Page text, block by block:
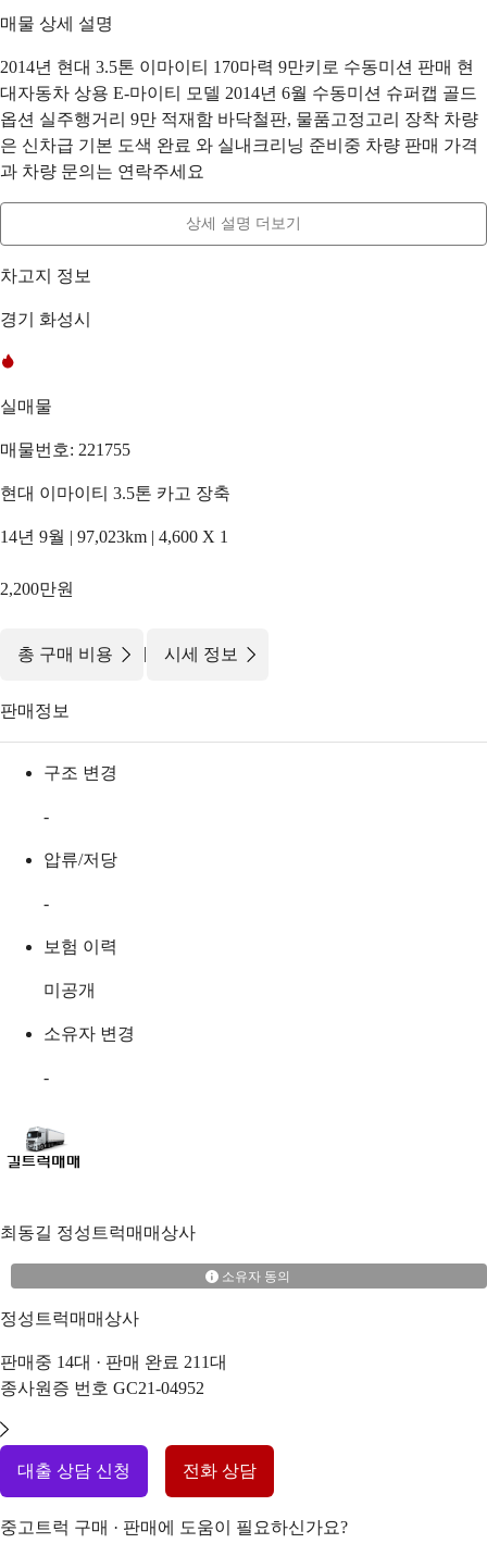
매물 상세 설명
2014년 현대 3.5톤 이마이티 170마력 9만키로 수동미션 판매 현
대자동차 상용 E-마이티 모델 2014년 6월 수동미션 슈퍼캡 골드
옵션 실주행거리 9만 적재함 바닥철판, 물품고정고리 장착 차량
은 신차급 기본 도색 완료 와 실내크리닝 준비중 차량 판매 가격
과 차량 문의는 연락주세요
상세 설명 더보기
차고지 정보
경기 화성시
실매물
매물번호: 221755
현대 이마이티 3.5톤 카고 장축
14년 9월 | 97,023km | 4,600 X 1
2,200만원
총 구매 비용 | 시세 정보
판매정보
구조 변경
-
압류/저당
-
보험 이력
미공개
소유자 변경
-
최동길 정성트럭매매상사
소유자 동의
정성트럭매매상사
판매중 14대 · 판매 완료 211대
종사원증 번호 GC21-04952
대출 상담 신청 전화 상담
중고트럭 구매 · 판매에 도움이 필요하신가요?